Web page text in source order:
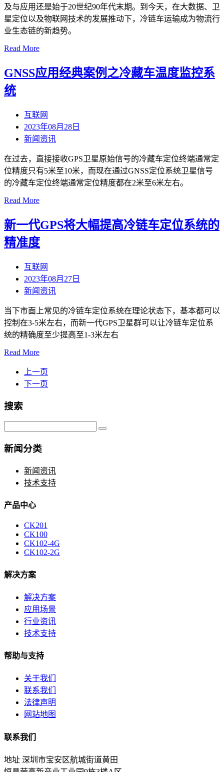
及与应用还是始于20世纪90年代末期。到今天，在大数据、卫
星定位以及物联网技术的发展推动下，冷链车运输成为物流行
业生态链的新趋势。
Read More
GNSS应用经典案例之冷藏车温度监控系
统
互联网
2023年08月28日
新闻资讯
在过去，直接接收GPS卫星原始信号的冷藏车定位终端通常定
位精度只有5米至10米，而现在通过GNSS定位系统卫星信号
的冷藏车定位终端通常定位精度都在2米至6米左右。
Read More
新一代GPS将大幅提高冷链车定位系统的
精准度
互联网
2023年08月27日
新闻资讯
当下市面上常见的冷链车定位系统在理论状态下，基本都可以
控制在3-5米左右，而新一代GPS卫星群可以让冷链车定位系
统的精确度至少提高至1-3米左右
Read More
上一页
下一页
搜索
新闻分类
新闻资讯
技术支持
产品中心
CK201
CK100
CK102-4G
CK102-2G
解决方案
解决方案
应用场景
行业资讯
技术支持
帮助与支持
关于我们
联系我们
法律声明
网站地图
联系我们
地址 深圳市宝安区航城街道黄田